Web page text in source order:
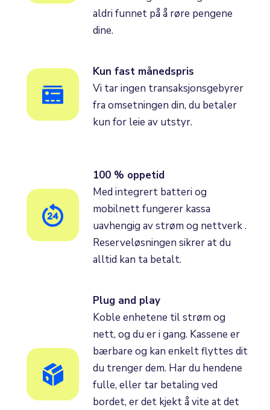
aldri funnet på å røre pengene
dine.
Kun fast månedspris
Vi tar ingen transaksjonsgebyrer
fra omsetningen din, du betaler
kun for leie av utstyr.
100 % oppetid
Med integrert batteri og
mobilnett fungerer kassa
uavhengig av strøm og nettverk .
Reserveløsningen sikrer at du
alltid kan ta betalt.
Plug and play
Koble enhetene til strøm og
nett, og du er i gang. Kassene er
bærbare og kan enkelt flyttes dit
du trenger dem. Har du hendene
fulle, eller tar betaling ved
bordet, er det kjekt å vite at det